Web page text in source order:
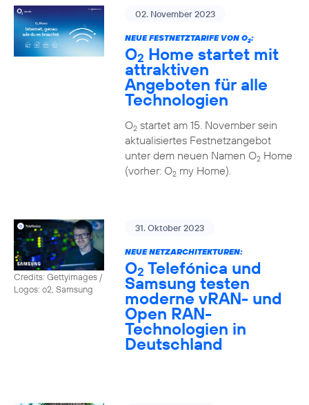
02. November 2023
NEUE FESTNETZTARIFE VON O2:
O2 Home startet mit
attraktiven
Angeboten für alle
Technologien
O2startet am 15. November sein
aktualisiertes Festnetzangebot
unter dem neuen Namen O2Home
(vorher: O2my Home).
Credits: Gettyimages /
Logos: o2, Samsung
31. Oktober 2023
NEUE NETZARCHITEKTUREN:
O2 Telefónica und
Samsung testen
moderne vRAN- und
Open RAN-
Technologien in
Deutschland